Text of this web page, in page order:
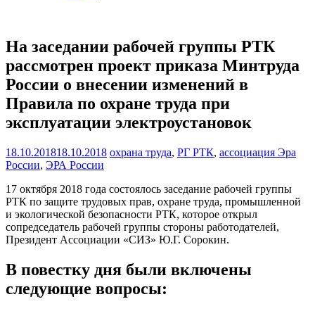
На заседании рабочей группы РТК
рассмотрен проект приказа Минтруда
России о внесении изменений в
Правила по охране труда при
эксплуатации электроустановок
18.10.201818.10.2018 охрана труда, РГ РТК, ассоциация Эра
России, ЭРА России
17 октября 2018 года состоялось заседание рабочей группы
РТК по защите трудовых прав, охране труда, промышленной
и экологической безопасности РТК, которое открыл
сопредседатель рабочей группы стороны работодателей,
Президент Ассоциации «СИЗ» Ю.Г. Сорокин.
В повестку дня были включены
следующие вопросы: